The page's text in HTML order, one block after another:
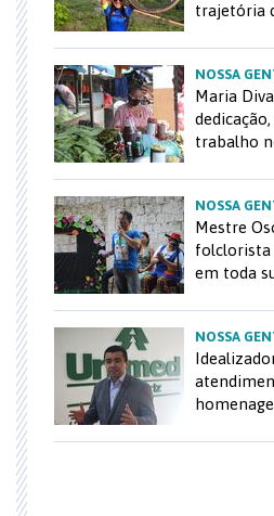
trajetória
NOSSA
Maria
trabalho
NOSSA
Mestre
folclorista
em toda
NOSSA